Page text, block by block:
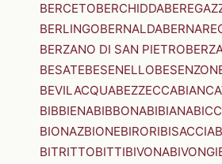
BERCETOBERCHIDDA
BERLINGOBERNALDA
BERZANO DI SAN PIETRO
BESATEBESENELLO
BEVILACQUABEZZECCA
BIBBIENABIBBONABIBIANA
BIONAZBIONEBIRORIBISACCIA
BITRITTOBITTIBIVONABIVONGI